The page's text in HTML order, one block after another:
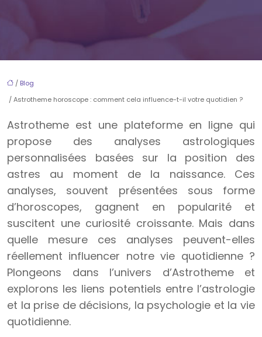
/ Blog
/ Astrotheme horoscope : comment cela influence-t-il votre quotidien ?
Astrotheme est une plateforme en ligne qui
propose des analyses astrologiques
personnalisées basées sur la position des
astres au moment de la naissance. Ces
analyses, souvent présentées sous forme
d’horoscopes, gagnent en popularité et
suscitent une curiosité croissante. Mais dans
quelle mesure ces analyses peuvent-elles
réellement influencer notre vie quotidienne ?
Plongeons dans l’univers d’Astrotheme et
explorons les liens potentiels entre l’astrologie
et la prise de décisions, la psychologie et la vie
quotidienne.